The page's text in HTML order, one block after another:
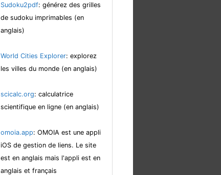
Sudoku2pdf: générez des grilles
de sudoku imprimables (en
anglais)
World Cities Explorer: explorez
les villes du monde (en anglais)
scicalc.org: calculatrice
scientifique en ligne (en anglais)
omoia.app: OMOIA est une appli
iOS de gestion de liens. Le site
est en anglais mais l'appli est en
anglais et français